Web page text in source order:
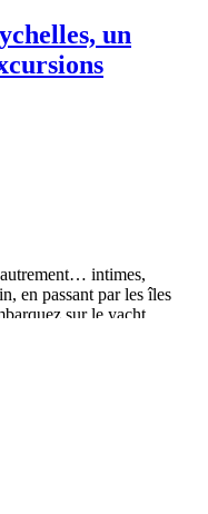
un
intimes,
en passant par les îles
sur le yacht
où la nature règne en